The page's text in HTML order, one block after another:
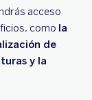
acceso
como la
de
y la